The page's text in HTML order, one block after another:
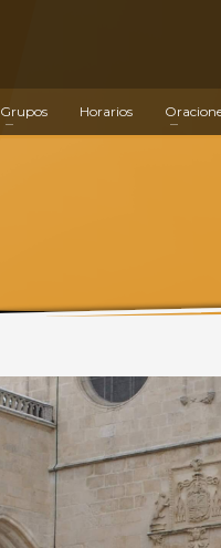
Grupos Horarios